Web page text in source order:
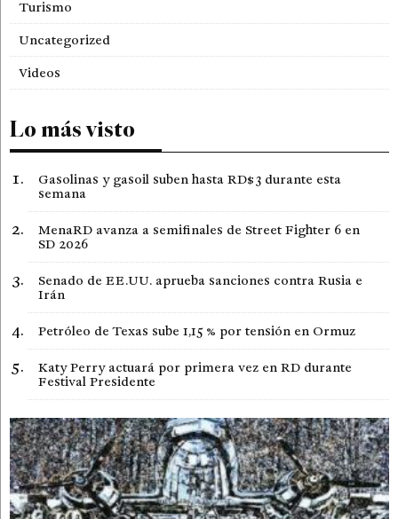
Turismo
Uncategorized
Videos
Lo más visto
Gasolinas y gasoil suben hasta RD$3 durante esta
semana
MenaRD avanza a semifinales de Street Fighter 6 en
SD 2026
Senado de EE.UU. aprueba sanciones contra Rusia e
Irán
Petróleo de Texas sube 1,15 % por tensión en Ormuz
Katy Perry actuará por primera vez en RD durante
Festival Presidente